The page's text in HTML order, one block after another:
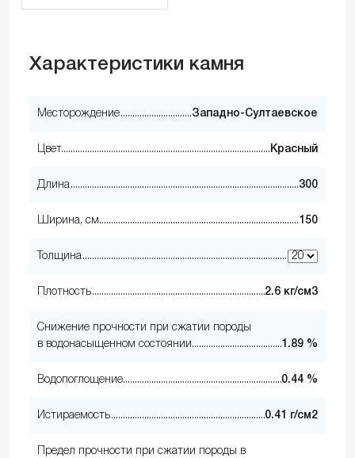
Характеристики камня
Месторождение Западно-Султаевское
Цвет Красный
Длина 300
Ширина, см 150
Толщина
Плотность 2.6 кг/см3
Снижение прочности при сжатии породы
в водонасыщенном состоянии
1.89 %
Водопоглощение 0.44 %
Истираемость 0.41 г/см2
Предел прочности при сжатии породы в